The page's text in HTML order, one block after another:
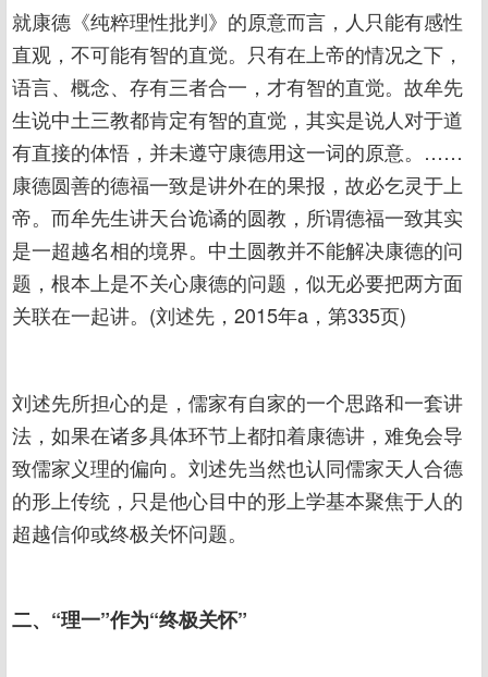
就康德《纯粹理性批判》的原意而言，人只能有感性
直观，不可能有智的直觉。只有在上帝的情况之下，
语言、概念、存有三者合一，才有智的直觉。故牟先
生说中土三教都肯定有智的直觉，其实是说人对于道
有直接的体悟，并未遵守康德用这一词的原意。……
康德圆善的德福一致是讲外在的果报，故必乞灵于上
帝。而牟先生讲天台诡谲的圆教，所谓德福一致其实
是一超越名相的境界。中土圆教并不能解决康德的问
题，根本上是不关心康德的问题，似无必要把两方面
关联在一起讲。(刘述先，2015年a，第335页)
刘述先所担心的是，儒家有自家的一个思路和一套讲
法，如果在诸多具体环节上都扣着康德讲，难免会导
致儒家义理的偏向。刘述先当然也认同儒家天人合德
的形上传统，只是他心目中的形上学基本聚焦于人的
超越信仰或终极关怀问题。
二、“理一”作为“终极关怀”